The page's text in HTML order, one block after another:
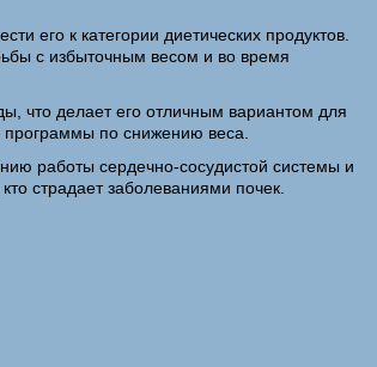
его к категории диетических продуктов.
с избыточным весом и во время
что делает его отличным вариантом для
программы по снижению веса.
работы сердечно-сосудистой системы и
страдает заболеваниями почек.